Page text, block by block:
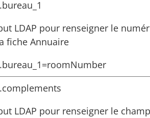
LDAP pour renseigner le
fiche Annuaire
LDAP pour renseigner le champ